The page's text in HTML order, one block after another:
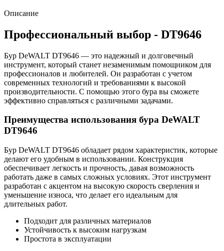
Описание
Профессиональный выбор - DT9646
Бур DeWALT DT9646 — это надежный и долговечный
инструмент, который станет незаменимым помощником для
профессионалов и любителей. Он разработан с учетом
современных технологий и требованиями к высокой
производительности. С помощью этого бура вы сможете
эффективно справляться с различными задачами.
Преимущества использования бура DeWALT
DT9646
Бур DeWALT DT9646 обладает рядом характеристик, которые
делают его удобным в использовании. Конструкция
обеспечивает легкость и прочность, давая возможность
работать даже в самых сложных условиях. Этот инструмент
разработан с акцентом на высокую скорость сверления и
уменьшение износа, что делает его идеальным для
длительных работ.
Подходит для различных материалов
Устойчивость к высоким нагрузкам
Простота в эксплуатации